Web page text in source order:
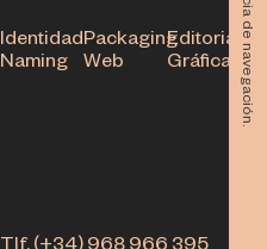
IdentidadPackagingEditorial
Naming
Web Gráfica